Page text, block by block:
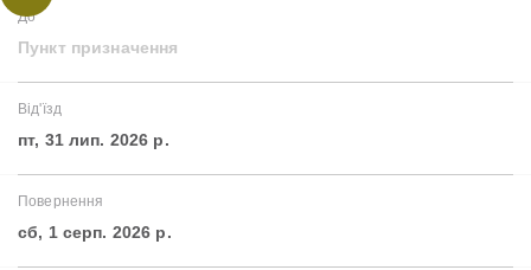
До
Пункт призначення
Від'їзд
пт, 31 лип. 2026 р.
Повернення
сб, 1 серп. 2026 р.